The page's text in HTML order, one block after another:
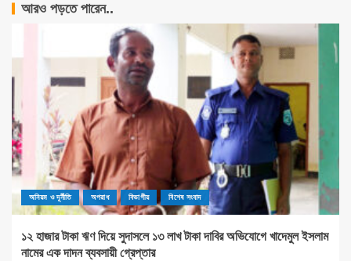
আরও পড়তে পারেন..
অনিয়ম ও দূর্নীতি অপরাধ বিভাগীয় বিশেষ সংবাদ
১২ হাজার টাকা ঋণ দিয়ে সুদাসলে ১৩ লাখ টাকা দাবির অভিযোগে খাদেমুল ইসলাম
নামের এক দাদন ব্যবসায়ী গ্রেপ্তার